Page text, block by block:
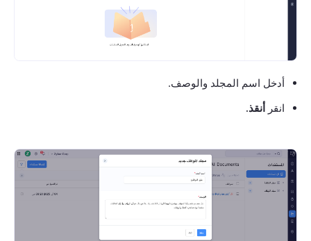
أدخل اسم المجلد والوصف.
انقر أنقذ.